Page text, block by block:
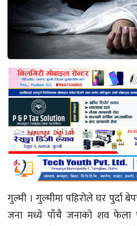
गुल्मी । गुल्मीमा पहिरोले घर पुर्दा
जना मध्ये पाँचै जनाको शव फेला